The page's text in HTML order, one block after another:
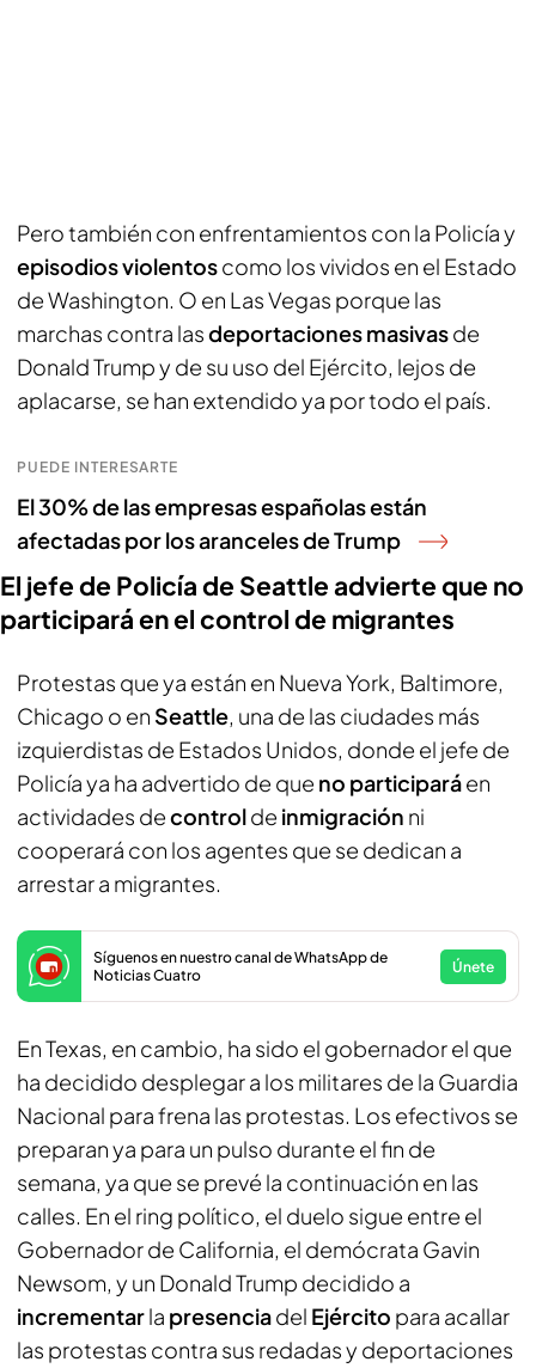
Pero también con enfrentamientos con la Policía y
episodios violentoscomo los vividos en el Estado
de Washington. O en Las Vegas porque las
marchas contra lasdeportaciones masivasde
Donald Trump y de su uso del Ejército, lejos de
aplacarse, se han extendido ya por todo el país.
PUEDE INTERESARTE
El 30% de las empresas españolas están
afectadas por los aranceles de Trump
El jefe de Policía de Seattle advierte que no
participará en el control de migrantes
Protestas que ya están en Nueva York, Baltimore,
Chicago o en Seattle, una de las ciudades más
izquierdistas de Estados Unidos, donde el jefe de
Policía ya ha advertido de que no participaráen
actividades decontrolde inmigración ni
cooperará con los agentes que se dedican a
arrestar a migrantes.
Síguenos en nuestro canal de WhatsApp de
Noticias Cuatro
Únete
En Texas, en cambio, ha sido el gobernador el que
ha decidido desplegar a los militares de la Guardia
Nacional para frena las protestas. Los efectivos se
preparan ya para un pulso durante el fin de
semana, ya que se prevé la continuación en las
calles. En el ring político, el duelo sigue entre el
Gobernador de California, el demócrata Gavin
Newsom, y un Donald Trump decidido a
incrementarla presenciadel Ejército para acallar
las protestas contra sus redadas y deportaciones